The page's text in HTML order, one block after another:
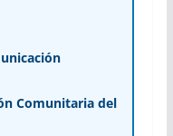
Comunitaria del